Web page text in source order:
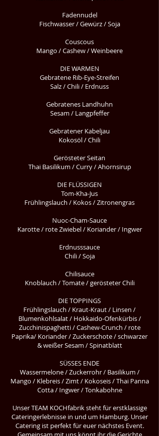
Fadennudel
Fischwasser / Gewürz / Soja
Couscous
Mango / Cashew / Weinbeere
DIE WARMEN
Gebratene Rib-Eye-Streifen
Salz / Chili / Erdnuss
Gebratenes Landhuhn
Sesam / Langpfeffer
Gebratener Kabeljau
Kokosöl / Chili
Gerösteter Seitan
Thai Basilikum / Curry / Ahornsirup
DIE FLÜSSIGEN
Tom-Kha-Jus
Frühlingslauch / Kokos / Zitronengras
Nuoc-Cham-Sauce
Karotte / rote Zwiebel / Koriander / Ingwer
Erdnusssauce
Chili / Soja
Chilisauce
Knoblauch / Tomate / gerösteter Chili
DIE TOPPINGS
Frühlingslauch / Kraut-Kraut / Linsen /
Blumenkohlsalat / Hokkaido-Ofenkürbis /
Zucchinispaghetti / Cashew-Crunch / rote
Paprika/ Koriander / Zuckerschote / schwarzer
& weißer Sesam / Spinatblatt
SÜSSES ENDE
Wassermelone / Zuckerrohr / Basilikum /
Mango / Klebreis / Zimt / Kokoseis / Thai Panna
Cotta / Ingwer / Tonkabohne
Unser TEAM KOCHfabrik steht für erstklassige
Cateringerlebnisse in und um Hamburg. Unser
Catering ist perfekt für euer nächstes Event.